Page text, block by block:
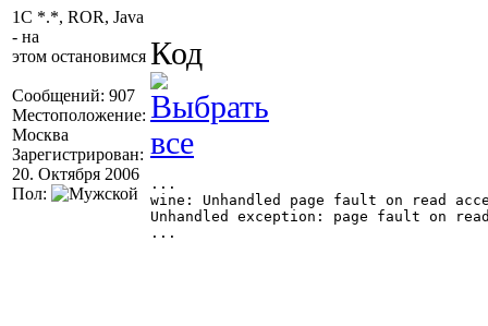
1C *.*, ROR, Java
- на
этом остановимся
Сообщений: 907
Местоположение:
Москва
Зарегистрирован:
20. Октября 2006
Пол:
Код
...
wine: Unhandled page fault on read
Unhandled exception: page fault on
...